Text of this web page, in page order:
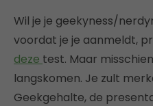
Wil je je geekyness/
voordat je je aanmeldt,
deze test. Maar
langskomen. Je zult
Geekgehalte, de